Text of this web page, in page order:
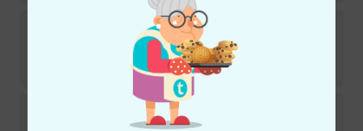
TCL-450 Color Changer COB
Sofort lieferbar
€
AKKU PAR 6 QCL
3